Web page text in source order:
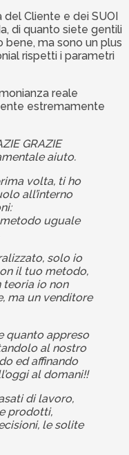
Cliente e dei SUOI
di quanto siete gentili
bene, ma sono un plus
rispetti i parametri
reale
estremamente
GRAZIE
aiuto.
volta, ti ho
all’interno
uguale
solo io
il tuo metodo,
teoria io non
ma un venditore
quanto appreso
al nostro
ed affinando
al domani!!
di lavoro,
prodotti,
le solite